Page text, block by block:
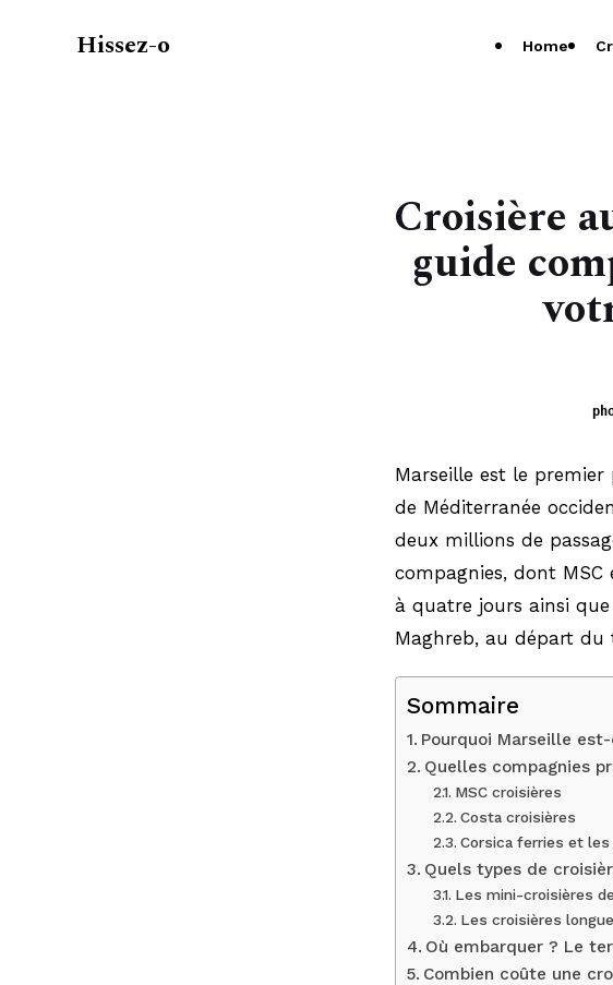
Hissez-o Home
Croisière
guide
Marseille est le premier
de Méditerranée
deux millions de
compagnies, dont
à quatre jours ainsi que
Maghreb, au départ
Sommaire
Pourquoi Marseille
Quelles compagnies
MSC croisières
Costa croisières
Corsica ferries et
Quels types de
Les mini-croisières
Les croisières
Où embarquer ? Le
Combien coûte une